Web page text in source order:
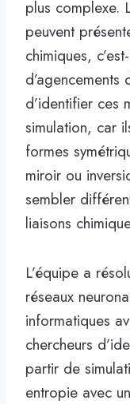
plus complexe.
peuvent
chimiques,
d’identifier ces
simulation, car
formes
miroir ou
sembler
liaisons
L’équipe a
réseaux
informatiques
chercheurs
partir de
entropie avec